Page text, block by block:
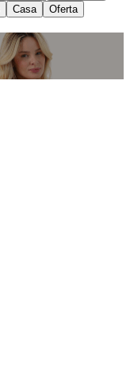
Casa Oferta